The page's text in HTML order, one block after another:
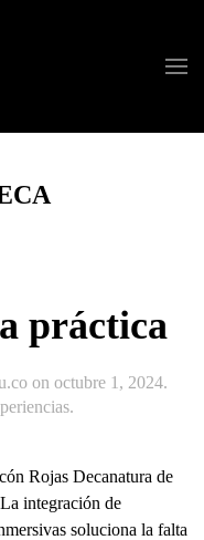
práctica
on octubre 1, 2024.
.
Rojas Decanatura de
integración de
soluciona la falta